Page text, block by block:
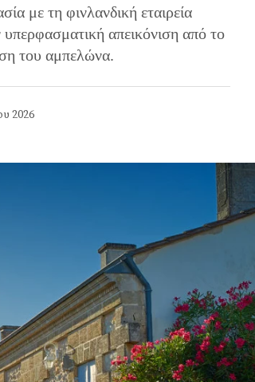
με τη φινλανδική εταιρεία
απεικόνιση από το
του αμπελώνα.
2026